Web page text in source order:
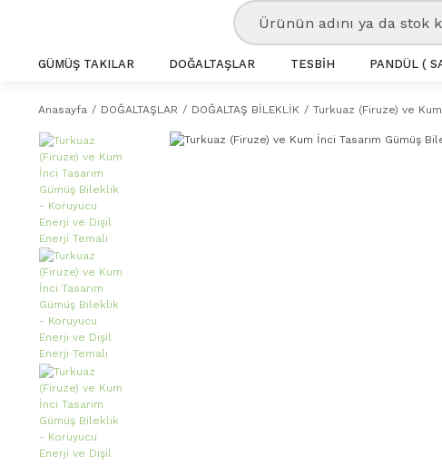
GÜMÜŞ TAKILAR DOĞALTAŞLAR TESBİH PANDÜL (
Anasayfa DOĞALTAŞLAR DOĞALTAŞ BİLEKLİK Turkuaz (Firuze) ve